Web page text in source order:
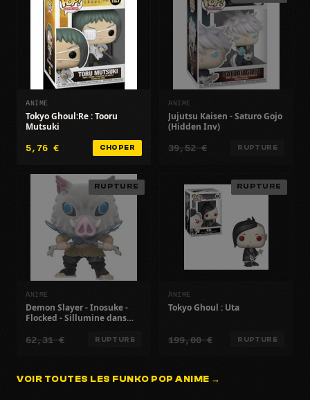
ANIME
Tokyo Ghoul:Re : Tooru
Mutsuki
5,76 € CHOPER
ANIME
Jujutsu Kaisen - Saturo Gojo
(Hidden Inv)
39,52 € RUPTURE
RUPTURE
ANIME
Demon Slayer - Inosuke -
Flocked - Sillumine dans
possible
62,31 € RUPTURE
RUPTURE
ANIME
Tokyo Ghoul : Uta
199,00 € RUPTURE
VOIR TOUTES LES FUNKO POP ANIME →